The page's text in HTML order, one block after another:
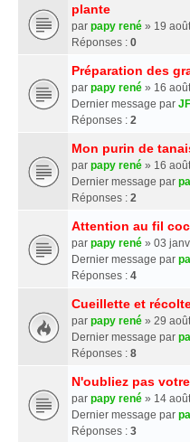
plante
par papy rené » 19
Réponses : 0
Préparation des
par papy rené » 16
Dernier message par
Réponses : 2
Mon purin de
par papy rené » 16
Dernier message par
Réponses : 2
Attention au fil
par papy rené » 03
Dernier message par
Réponses : 4
Cueillette et
par papy rené » 29
Dernier message par
Réponses : 8
N'oubliez pas
par papy rené » 14
Dernier message par
Réponses : 3